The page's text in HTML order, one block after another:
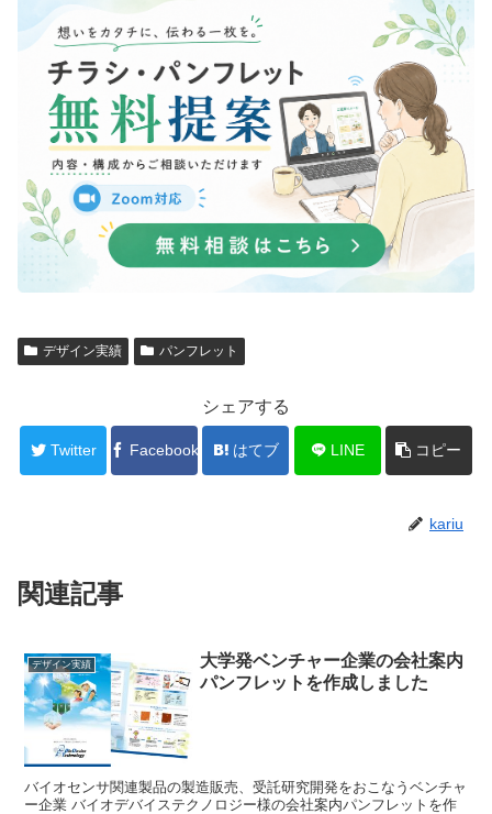
デザイン実績 パンフレット
シェアする
Twitter Facebook はてブ LINE コピー
kariu
関連記事
デザイン実績
大学発ベンチャー企業の会社案内
パンフレットを作成しました
バイオセンサ関連製品の製造販売、受託研究開発をおこなうベンチャ
ー企業 バイオデバイステクノロジー様の会社案内パンフレットを作